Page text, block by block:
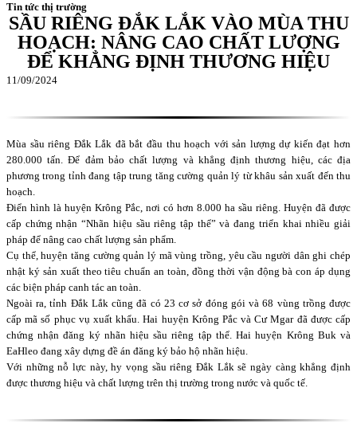
Tin tức thị trường
SẦU RIÊNG ĐẮK LẮK VÀO MÙA THU
HOẠCH: NÂNG CAO CHẤT LƯỢNG
ĐỂ KHẲNG ĐỊNH THƯƠNG HIỆU
11/09/2024
Mùa sầu riêng Đắk Lắk đã bắt đầu thu hoạch với sản lượng dự kiến đạt hơn
280.000 tấn. Để đảm bảo chất lượng và khẳng định thương hiệu, các địa
phương trong tỉnh đang tập trung tăng cường quản lý từ khâu sản xuất đến thu
hoạch.
Điển hình là huyện Krông Pắc, nơi có hơn 8.000 ha sầu riêng. Huyện đã được
cấp chứng nhận “Nhãn hiệu sầu riêng tập thể” và đang triển khai nhiều giải
pháp để nâng cao chất lượng sản phẩm.
Cụ thể, huyện tăng cường quản lý mã vùng trồng, yêu cầu người dân ghi chép
nhật ký sản xuất theo tiêu chuẩn an toàn, đồng thời vận động bà con áp dụng
các biện pháp canh tác an toàn.
Ngoài ra, tỉnh Đắk Lắk cũng đã có 23 cơ sở đóng gói và 68 vùng trồng được
cấp mã số phục vụ xuất khẩu. Hai huyện Krông Pắc và Cư Mgar đã được cấp
chứng nhận đăng ký nhãn hiệu sầu riêng tập thể. Hai huyện Krông Buk và
EaHleo đang xây dựng đề án đăng ký bảo hộ nhãn hiệu.
Với những nỗ lực này, hy vọng sầu riêng Đắk Lắk sẽ ngày càng khẳng định
được thương hiệu và chất lượng trên thị trường trong nước và quốc tế.